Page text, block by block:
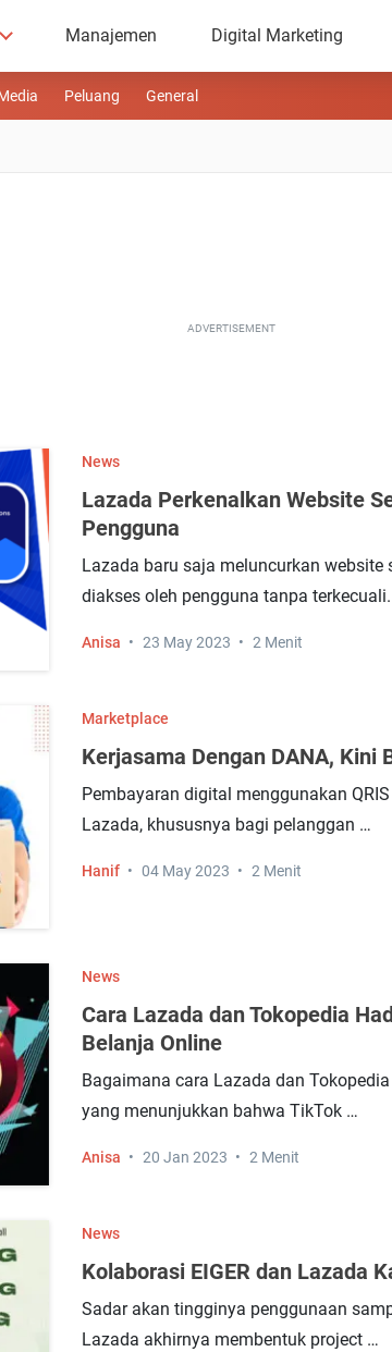
Manajemen Digital Marketing
Peluang General
ADVERTISEMENT
News
Lazada Perkenalkan Website
Pengguna
Lazada baru saja meluncurkan website
diakses oleh pengguna tanpa
Anisa 23 May 2023 2 Menit
Marketplace
Kerjasama Dengan DANA, Kini
Pembayaran digital menggunakan
Lazada, khususnya bagi pelanggan …
Hanif 04 May 2023 2 Menit
News
Cara Lazada dan Tokopedia
Belanja Online
Bagaimana cara Lazada dan
yang menunjukkan bahwa TikTok …
Anisa 20 Jan 2023 2 Menit
News
Kolaborasi EIGER dan Lazada
Sadar akan tingginya penggunaan
Lazada akhirnya membentuk project …